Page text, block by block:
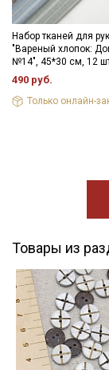
Набор тканей для
"Вареный хлопок:
№14", 45*30 см, 12
490 руб.
Только онлайн-
Товары из